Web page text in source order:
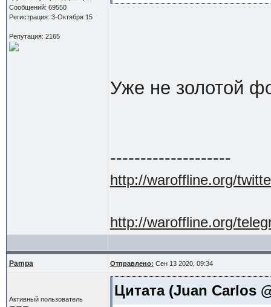
Сообщений: 69550
Регистрация: 3-Октября 15
Репутация: 2165
Уже не золотой
--------------------
http://waroffline.org/
http://waroffline.org/
Pampa Отправлено: Сен 13 2020, 09:34
Активный пользователь
Цитата(Juan Carlos